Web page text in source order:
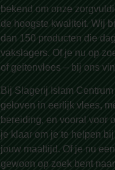
bekend om onze
de hoogste kwaliteit. Wij
dan 150 producten die
vakslagers. Of je nu op
of geitenvlees – bij ons
Bij Slagerij Islam
geloven in eerlijk vlees,
bereiding, en vooral voor
je klaar om je te helpen
jouw maaltijd. Of je nu
gewoon op zoek bent